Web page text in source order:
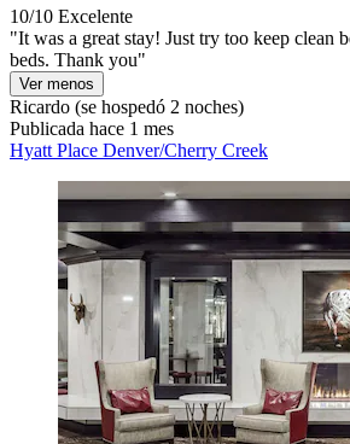
10/10 Excelente
"It was a great stay! Just try too keep clean
beds. Thank you"
Ver menos
Ricardo (se hospedó 2 noches)
Publicada hace 1 mes
Hyatt Place Denver/Cherry Creek